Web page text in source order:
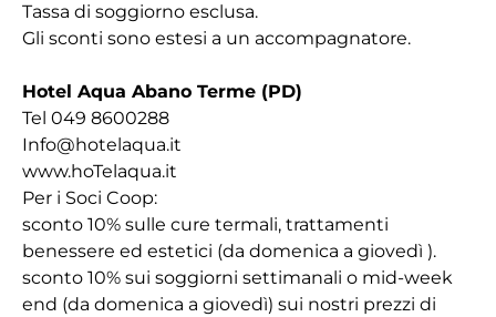
Tassa di soggiorno esclusa.
Gli sconti sono estesi a un accompagnatore.
Hotel Aqua Abano Terme (PD)
Tel 049 8600288
Info@hotelaqua.it
www.hoTelaqua.it
Per i Soci Coop:
sconto 10% sulle cure termali, trattamenti
benessere ed estetici (da domenica a giovedì ).
sconto 10% sui soggiorni settimanali o mid-week
end (da domenica a giovedì) sui nostri prezzi di